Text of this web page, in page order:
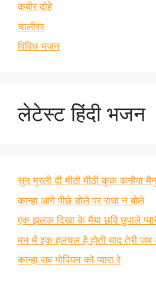
कबीर दोहे
चालीसा
विविध भजन
लेटेस्ट हिंदी भजन
सुन मुरली दी मीठी मीठी कुक कन्हैया
कान्हा आगे पीछे डोले पर राधा न बोले
एक झलक दिखा के मैया छवि छुपाले
मन में इक हलचल है होती याद तेरी जब
कान्हा सब गोपियन को प्यारा रे